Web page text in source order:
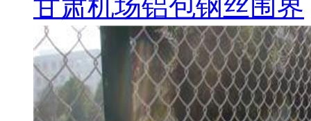
甘肃机场铝包钢丝围界